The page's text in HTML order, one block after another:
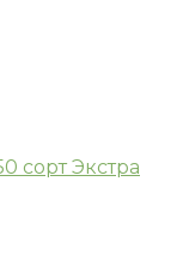
сорт Экстра